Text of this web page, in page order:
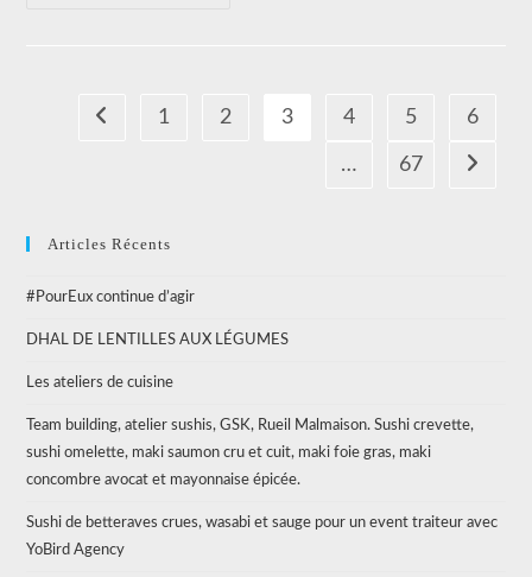
Influenceurs
Go to the previous page
1 2 3 4 5 6
… 67 Aller à
Articles Récents
#PourEux continue d’agir
DHAL DE LENTILLES AUX LÉGUMES
Les ateliers de cuisine
Team building, atelier sushis, GSK, Rueil Malmaison. Sushi crevette,
sushi omelette, maki saumon cru et cuit, maki foie gras, maki
concombre avocat et mayonnaise épicée.
Sushi de betteraves crues, wasabi et sauge pour un event traiteur avec
YoBird Agency